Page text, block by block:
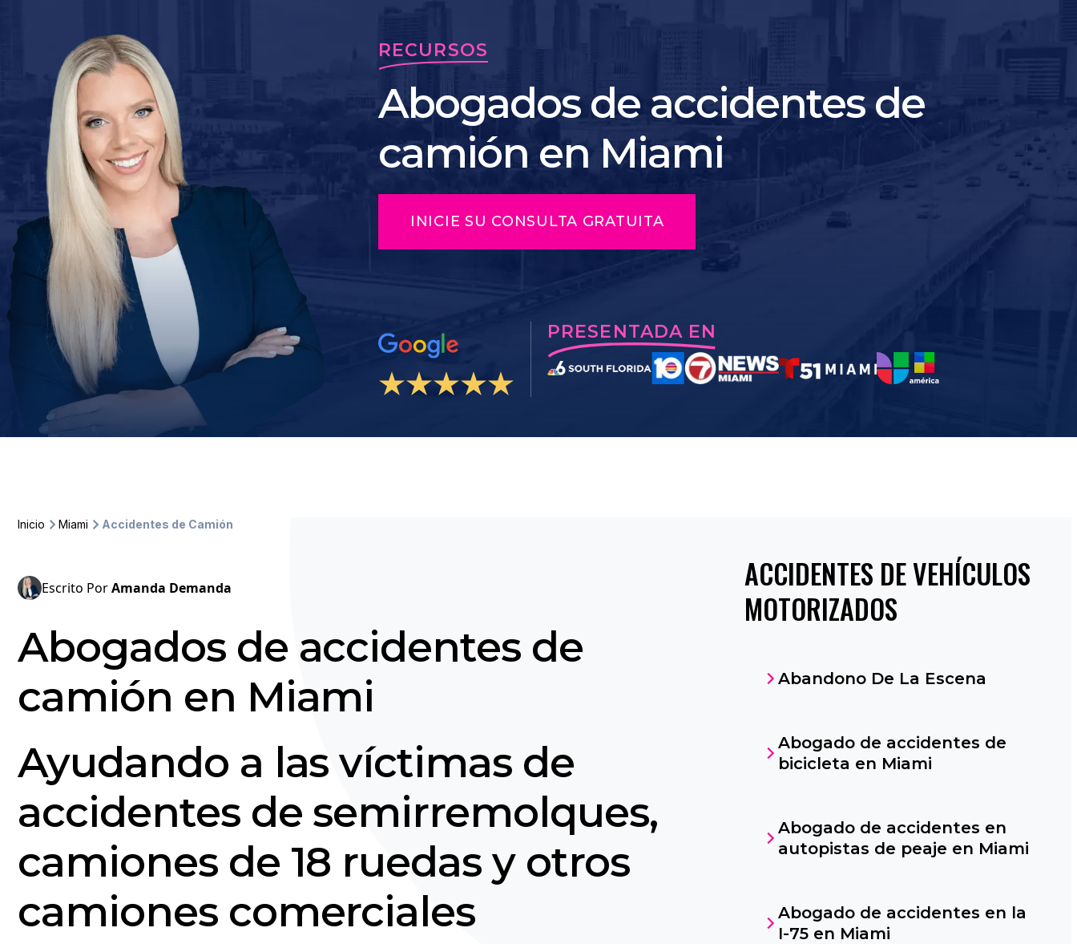
RECURSOS
Abogados de accidentes de
camión en Miami
INICIE SU CONSULTA GRATUITA
PRESENTADA EN
Inicio Miami Accidentes de Camión
Escrito PorAmanda Demanda
Abogados de accidentes de
camión en Miami
Ayudando a las víctimas de
accidentes de semirremolques,
camiones de 18 ruedas y otros
camiones comerciales
ACCIDENTES DE VEHÍCULOS
MOTORIZADOS
Abandono De La Escena
Abogado de accidentes de
bicicleta en Miami
Abogado de accidentes en
autopistas de peaje en Miami
Abogado de accidentes en la
I-75 en Miami